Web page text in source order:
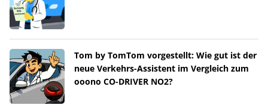
Tom by TomTom vorgestellt: Wie gut ist der
neue Verkehrs-Assistent im Vergleich zum
ooono CO-DRIVER NO2?